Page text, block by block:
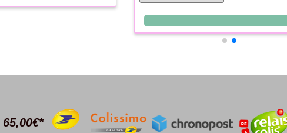
65,00€*